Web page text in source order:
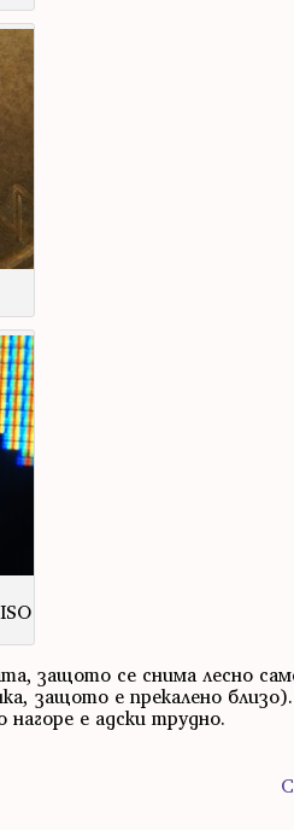
защото се снима лесно
защото е прекалено
нагоре е адски трудно.